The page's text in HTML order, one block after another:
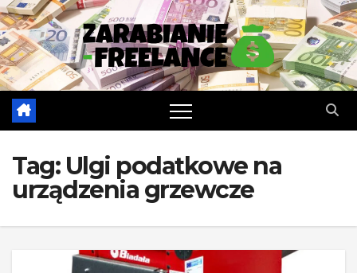
Skip
to
content
Tag: Ulgi podatkowe na
urządzenia grzewcze